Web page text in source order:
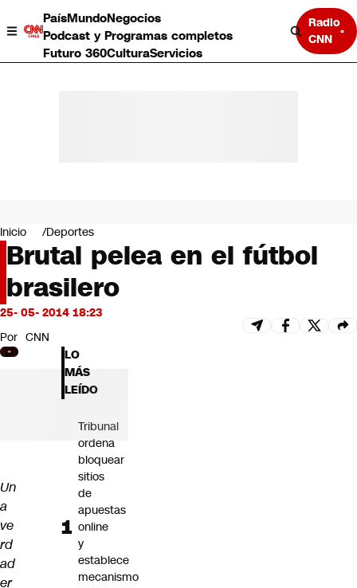
PaísMundoNegocios
Podcast y Programas completos
Futuro 360CulturaServicios
Radio
CNN
Negocios
Deportes
Programas completos
Cultura
Servicios
Bits
CNN Data
CNN tiempo
Futuro 360
Inicio Deportes
Brutal pelea en el fútbol
brasilero
25- 05- 2014 18:23
Por CNN
Un
a
ve
rd
ad
er
LO
MÁS
LEÍDO
Tribunal
ordena
bloquear
sitios
de
apuestas
online
y
establece
mecanismo